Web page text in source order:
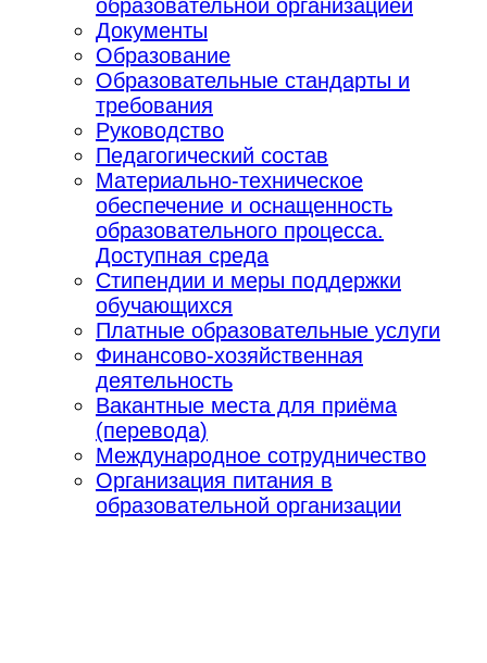
образовательной организацией
Документы
Образование
Образовательные стандарты и
требования
Руководство
Педагогический состав
Материально-техническое
обеспечение и оснащенность
образовательного процесса.
Доступная среда
Стипендии и меры поддержки
обучающихся
Платные образовательные услуги
Финансово-хозяйственная
деятельность
Вакантные места для приёма
(перевода)
Международное сотрудничество
Организация питания в
образовательной организации